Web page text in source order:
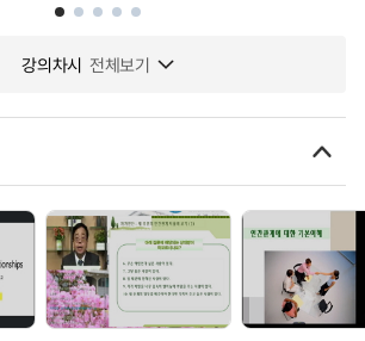
강의차시 전체보기